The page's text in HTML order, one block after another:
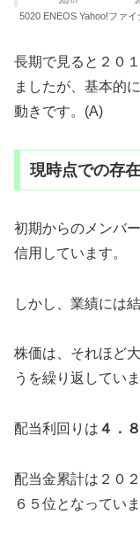
5020 ENEOS Yahoo!ファイ
長期で見ると２０
ましたが、基本的
動きです。(A)
現時点での存
初期からのメンバ
信用しています。
しかし、業績には
株価は、それほど
うを繰り返していま
配当利回りは ４．
配当金累計は２０
６５位となっていま